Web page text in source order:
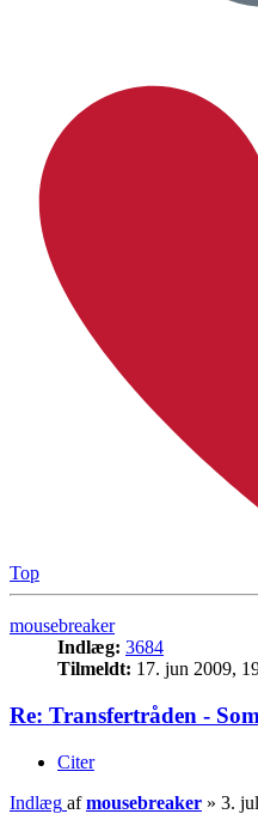
Top
mousebreaker
Indlæg: 3684
Tilmeldt: 17. jun 2009,
Re: Transfertråden -
Citer
Indlæg afmousebreaker » 3.